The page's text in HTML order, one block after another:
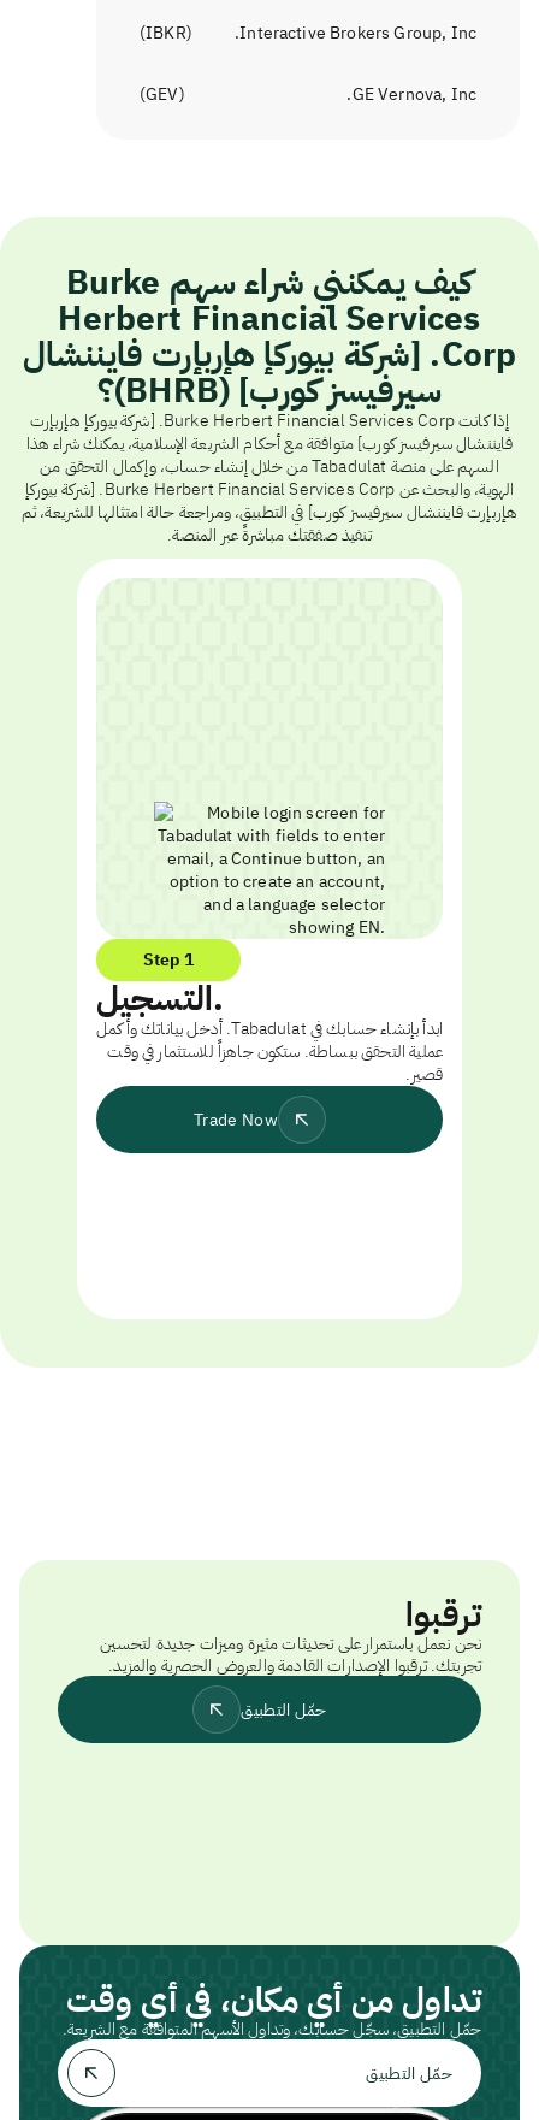
Interactive Brokers Group, Inc.
(
IBKR
)
GE Vernova, Inc.
(
GEV
)
كيف يمكنني شراء سهم Burke
Herbert Financial Services
Corp. [شركة بيوركإ هإربإرت فايننشال
سيرفيسز كورب] (BHRB)؟
إذا كانت Burke Herbert Financial Services Corp. [شركة بيوركإ هإربإرت
فايننشال سيرفيسز كورب] متوافقة مع أحكام الشريعة الإسلامية، يمكنك شراء هذا
السهم على منصة Tabadulat من خلال إنشاء حساب، وإكمال التحقق من
الهوية، والبحث عن Burke Herbert Financial Services Corp. [شركة بيوركإ
هإربإرت فايننشال سيرفيسز كورب] في التطبيق، ومراجعة حالة امتثالها للشريعة، ثم
تنفيذ صفقتك مباشرةً عبر المنصة.
Step 1
التسجيل.
ابدأ بإنشاء حسابك في Tabadulat. أدخل بياناتك وأكمل
عملية التحقق ببساطة. ستكون جاهزاً للاستثمار في وقت
قصير.
Trade Now
ترقبوا
نحن نعمل باستمرار على تحديثات مثيرة وميزات جديدة لتحسين
تجربتك. ترقبوا الإصدارات القادمة والعروض الحصرية والمزيد.
حمّل التطبيق
تداول من أي مكان، في أي وقت
حمّل التطبيق، سجّل حسابك، وتداول الأسهم المتوافقة مع الشريعة.
حمّل التطبيق